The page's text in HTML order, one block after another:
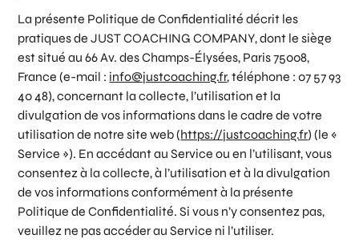
La présente Politique de Confidentialité décrit les
pratiques deJUST COACHING COMPANY, dont le siège
est situé au 66 Av. des Champs-Élysées, Paris 75008,
France (e-mail : info@justcoaching.fr, téléphone : 07 57 93
40 48), concernant la collecte, l’utilisation et la
divulgation de vos informations dans le cadre de votre
utilisation de notre site web (https://justcoaching.fr) (le «
Service »). En accédant au Service ou en l’utilisant, vous
consentez à la collecte, à l’utilisation et à la divulgation
de vos informations conformément à la présente
Politique de Confidentialité. Si vous n’y consentez pas,
veuillez ne pas accéder au Service ni l’utiliser.